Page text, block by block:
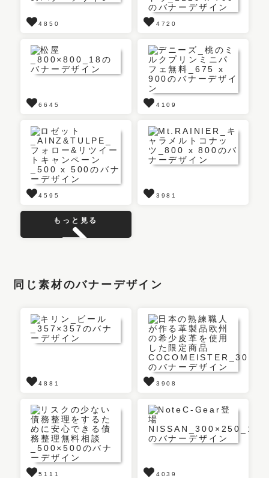
4850 4720
6645 4109
4595 3981
もっと見る
同じ素材のバナーデザイン
4881 3908
5111 4039